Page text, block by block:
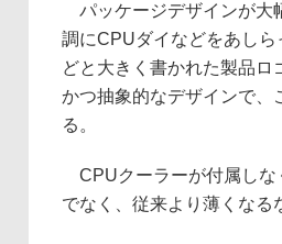
パッケージデザインが大
調にCPUダイなどをあしら
どと大きく書かれた製品
かつ抽象的なデザインで、
る。
CPUクーラーが付属しな
でなく、従来より薄くなる